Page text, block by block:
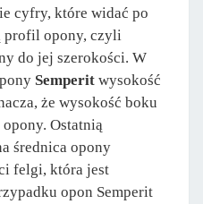
cyfry, które widać po
profil opony, czyli
do jej szerokości. W
Semperit wysokość
że wysokość boku
Ostatnią
średnica opony
felgi, która jest
opon Semperit